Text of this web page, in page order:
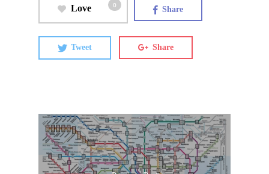
Love 0 Share
Tweet Share